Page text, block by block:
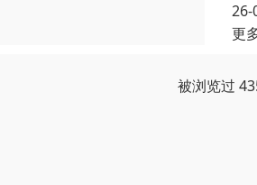
26-
更
被浏览过